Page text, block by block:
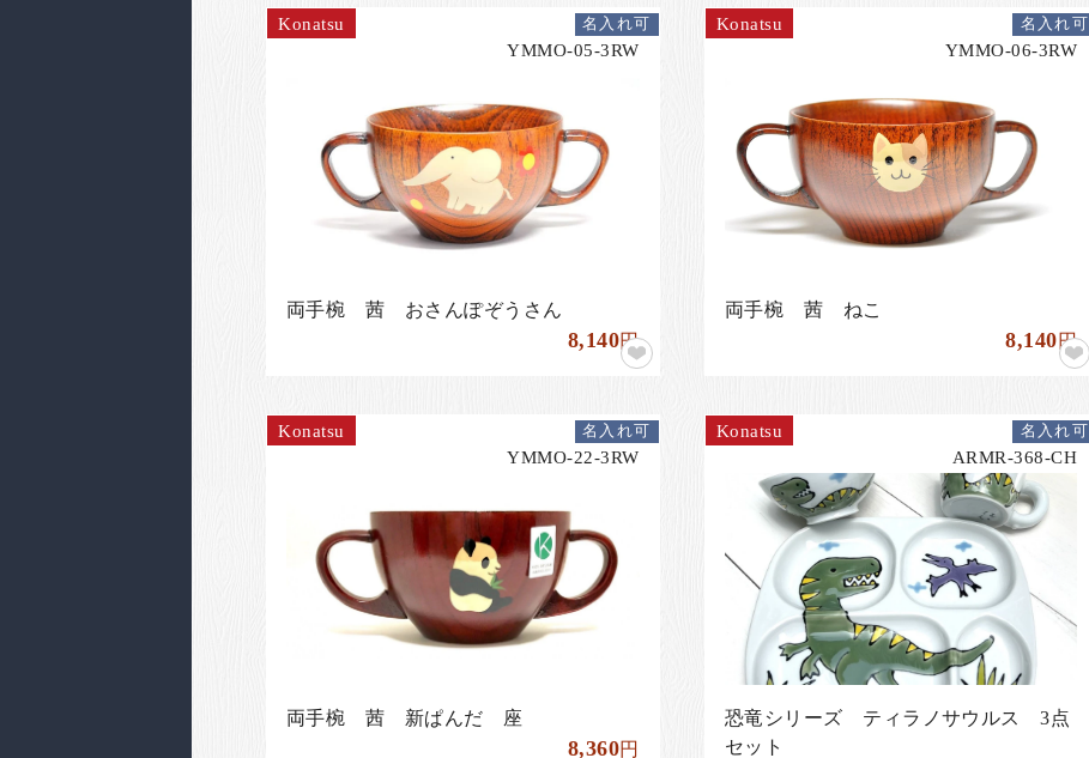
Konatsu
YMMO-05-3RW
名入れ可
両手椀 茜 おさんぽぞうさん
8,140円
Konatsu
YMMO-06-3RW
名入れ可
両手椀 茜 ねこ
8,140円
Konatsu
YMMO-22-3RW
名入れ可
両手椀 茜 新ぱんだ 座
8,360円
Konatsu
ARMR-368-CH
名入れ可
恐竜シリーズ ティラノサウルス 3点
セット